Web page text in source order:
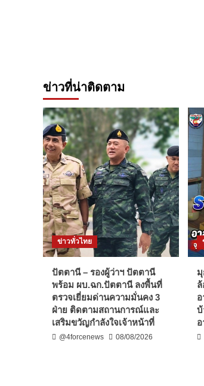
ข่าวที่น่าติดตาม
ข่าวทั่วไทย
ปัตตานี – รองผู้ว่าฯ ปัตตานี
พร้อม ผบ.ฉก.ปัตตานี ลงพื้นที่
ตรวจเยี่ยมด่านความมั่นคง 3
ฝ่าย ติดตามสถานการณ์และ
เสริมขวัญกำลังใจเจ้าหน้าที่
@4forcenews 08/08/2026
บ้